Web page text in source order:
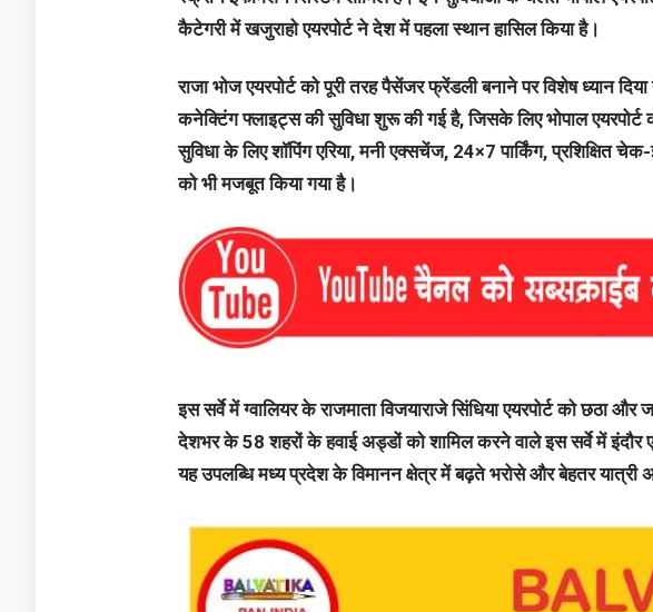
कैटेगरी में खजुराहो एयरपोर्ट ने देश में पहला स्थान हासिल किया है।
राजा भोज एयरपोर्ट को पूरी तरह पैसेंजर फ्रेंडली बनाने पर विशेष ध्यान
कनेक्टिंग फ्लाइट्स की सुविधा शुरू की गई है, जिसके लिए भोपाल
सुविधा के लिए शॉपिंग एरिया, मनी एक्सचेंज, 24×7 पार्किंग, प्रशिक्षित
को भी मजबूत किया गया है।
इस सर्वे में ग्वालियर के राजमाता विजयाराजे सिंधिया एयरपोर्ट को छठा
देशभर के 58 शहरों के हवाई अड्डों को शामिल करने वाले इस सर्वे में इंदौर
यह उपलब्धि मध्य प्रदेश के विमानन क्षेत्र में बढ़ते भरोसे और बेहतर यात्री